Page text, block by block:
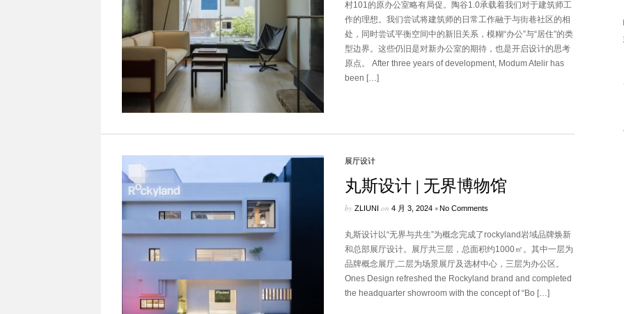
村101的原办公室略有局促。陶谷1.0承载着我们对于建筑师工
作的理想。我们尝试将建筑师的日常工作融于与街巷社区的相
处，同时尝试平衡空间中的新旧关系，模糊“办公”与“居住”的类
型边界。这些仍旧是对新办公室的期待，也是开启设计的思考
原点。 After three years of development, Modum Atelir has
been […]
展厅设计
丸斯设计 | 无界博物馆
by ZLIUNI on 4 月 3, 2024 •No Comments
丸斯设计以“无界与共生”为概念完成了rockyland岩域品牌焕新
和总部展厅设计。展厅共三层，总面积约1000㎡。其中一层为
品牌概念展厅,二层为场景展厅及选材中心，三层为办公区。
Ones Design refreshed the Rockyland brand and completed
the headquarter showroom with the concept of “Bo […]